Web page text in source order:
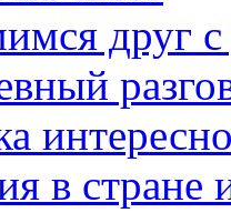
друг
в стране